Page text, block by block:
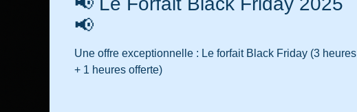
📢
Une offre exceptionnelle : Le forfait Black Friday (3 heures
+ 1 heures offerte)